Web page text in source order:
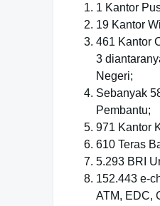
1 Kantor
19 Kantor
461 Kantor
3
Negeri;
Sebanyak
Pembantu;
971 Kantor
610 Teras
5.293 BRI
152.443 e-
ATM, EDC,